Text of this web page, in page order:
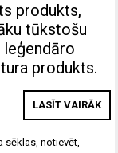
produkts,
tūkstošu
leģendāro
produkts.
LASĪT VAIRĀK
sēklas,notievēt,